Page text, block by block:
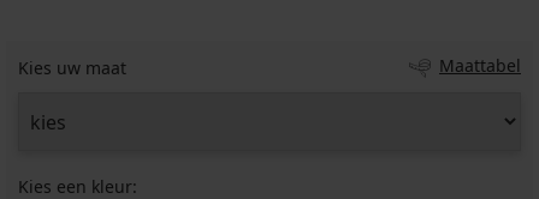
Kies uw maat Maattabel
Kies een kleur: